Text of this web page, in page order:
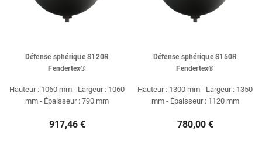
Défense sphérique S120R
Fendertex®
Hauteur : 1060 mm - Largeur : 1060
mm - Épaisseur : 790 mm
917,46 €
Défense sphérique S150R
Fendertex®
Hauteur : 1300 mm - Largeur : 1350
mm - Épaisseur : 1120 mm
780,00 €